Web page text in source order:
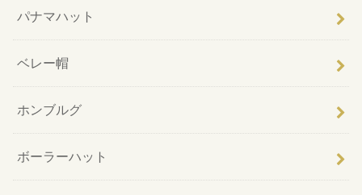
パナマハット
ベレー帽
ホンブルグ
ボーラーハット